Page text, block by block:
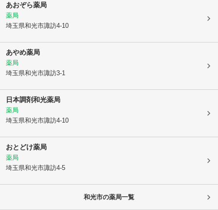
あおぞら薬局
薬局
埼玉県和光市諏訪4-10
あやめ薬局
薬局
埼玉県和光市諏訪3-1
日本調剤和光薬局
薬局
埼玉県和光市諏訪4-10
おとどけ薬局
薬局
埼玉県和光市諏訪4-5
和光市の薬局一覧